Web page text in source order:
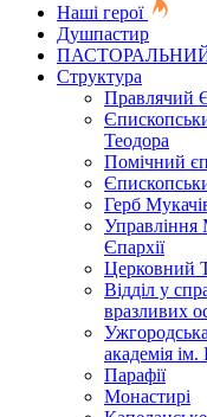
Наші герої
Душпастир
Структура
Правлячий
Теодора
Помічний
Герб
Управління
Єпархії
Церковний
Відділ у
вразливих
академія
Парафії
Монастирі